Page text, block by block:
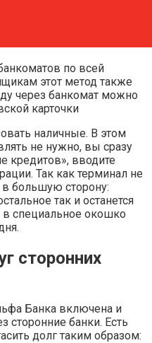
по всей
этот метод также
через банкомат можно
карточки
наличные. В этом
не нужно, вы сразу
кредитов», вводите
Так как терминал не
в большую сторону:
так и останется
в специальное окошко
сторонних
Банка включена и
сторонние банки. Есть
долг таким образом: